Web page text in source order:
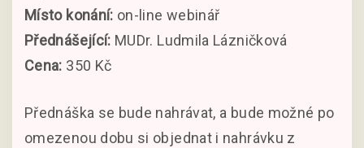
Místo konání: on-line webinář
Přednášející: MUDr. Ludmila Lázničková
Cena: 350 Kč
Přednáška se bude nahrávat, a bude možné po
omezenou dobu si objednat i nahrávku z